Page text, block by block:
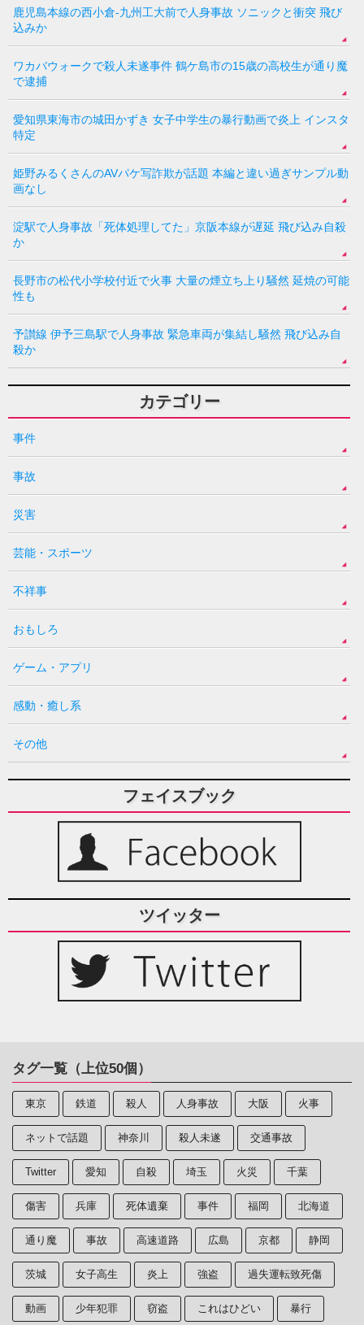
鹿児島本線の西小倉-九州工大前で人身事故 ソニックと衝突 飛び
込みか
ワカバウォークで殺人未遂事件 鶴ケ島市の15歳の高校生が通り魔
で逮捕
愛知県東海市の城田かずき 女子中学生の暴行動画で炎上 インスタ
特定
姫野みるくさんのAVパケ写詐欺が話題 本編と違い過ぎサンプル動
画なし
淀駅で人身事故「死体処理してた」京阪本線が遅延 飛び込み自殺
か
長野市の松代小学校付近で火事 大量の煙立ち上り騒然 延焼の可能
性も
予讃線 伊予三島駅で人身事故 緊急車両が集結し騒然 飛び込み自
殺か
カテゴリー
事件
事故
災害
芸能・スポーツ
不祥事
おもしろ
ゲーム・アプリ
感動・癒し系
その他
フェイスブック
ツイッター
タグ一覧（上位50個）
東京 鉄道 殺人 人身事故 大阪 火事
ネットで話題 神奈川 殺人未遂 交通事故
Twitter 愛知 自殺 埼玉 火災 千葉
傷害 兵庫 死体遺棄 事件 福岡 北海道
通り魔 事故 高速道路 広島 京都 静岡
茨城 女子高生 炎上 強盗 過失運転致死傷
動画 少年犯罪 窃盗 これはひどい 暴行